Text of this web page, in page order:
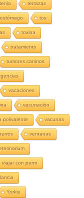
tenia terrazas
tos
toxina
tratamiento
tumores caninos
vacaciones
vacunación
polivalente vacunas
ventanas
viajar con perro
Yorkie